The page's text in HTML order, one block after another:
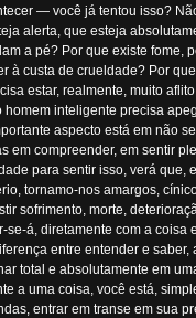
— você já tentou isso?
alerta, que esteja
a pé? Por que existe fome,
à custa de crueldade? Por
estar, realmente, muito
homem inteligente precisa
aspecto está em não
em compreender, em sentir
para sentir isso, verá que,
tornamo-nos amargos,
sofrimento, morte,
se-á, diretamente com a
entre entender e
total e absolutamente em
a uma coisa, você está,
entrar em transe em sua